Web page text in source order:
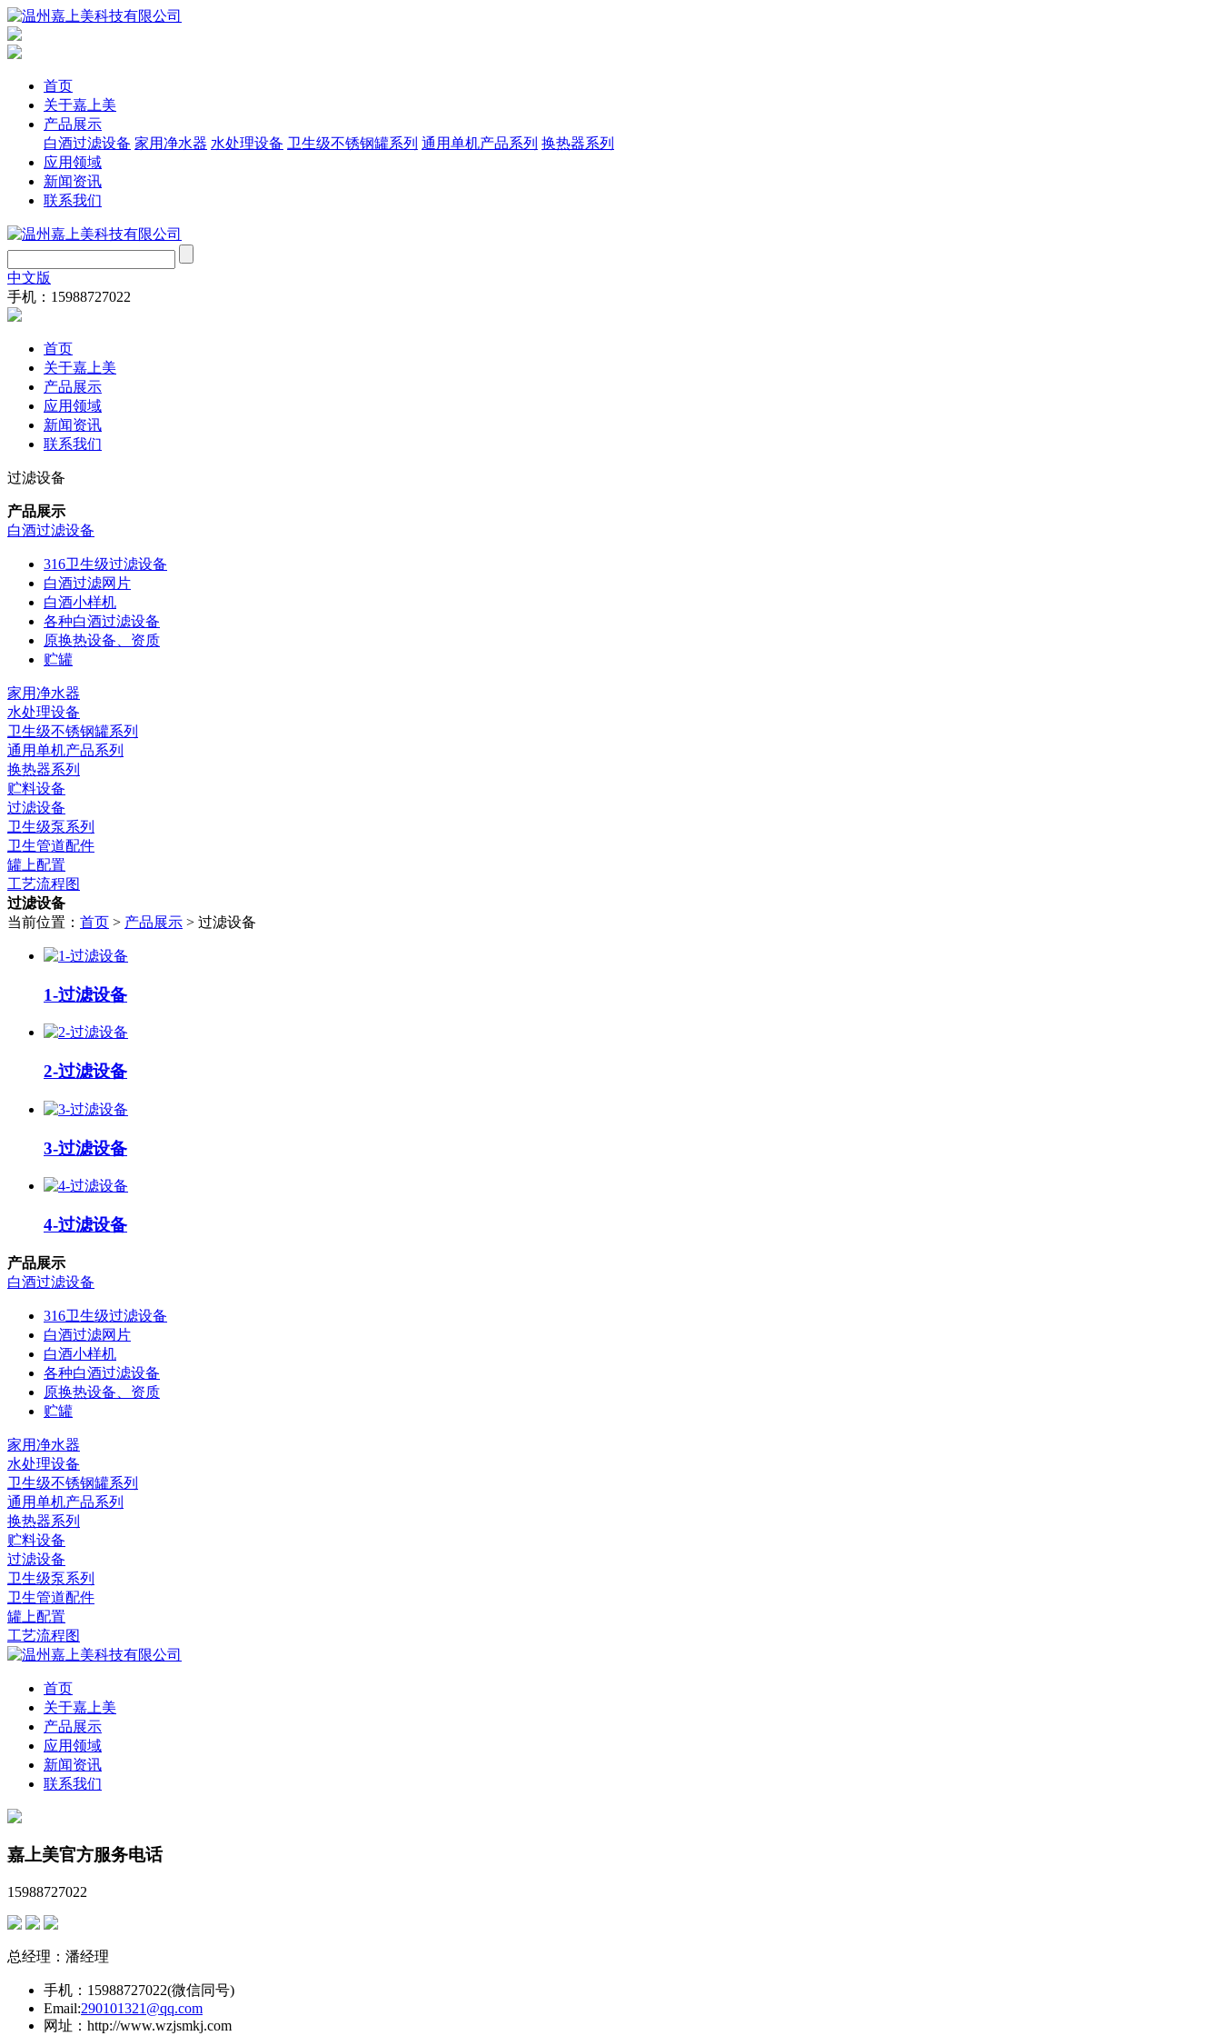
首页
关于嘉上美
产品展示
白酒过滤设备 家用净水器 水处理设备 卫生级不锈钢罐系列 通用单机产品系列 换热器系列
应用领域
新闻资讯
联系我们
中文版
手机：15988727022
首页
关于嘉上美
产品展示
应用领域
新闻资讯
联系我们
过滤设备
产品展示
白酒过滤设备
316卫生级过滤设备
白酒过滤网片
白酒小样机
各种白酒过滤设备
原换热设备、资质
贮罐
家用净水器
水处理设备
卫生级不锈钢罐系列
通用单机产品系列
换热器系列
贮料设备
过滤设备
卫生级泵系列
卫生管道配件
罐上配置
工艺流程图
过滤设备
当前位置： 首页 > 产品展示 > 过滤设备
1-过滤设备
2-过滤设备
3-过滤设备
4-过滤设备
产品展示
白酒过滤设备
316卫生级过滤设备
白酒过滤网片
白酒小样机
各种白酒过滤设备
原换热设备、资质
贮罐
家用净水器
水处理设备
卫生级不锈钢罐系列
通用单机产品系列
换热器系列
贮料设备
过滤设备
卫生级泵系列
卫生管道配件
罐上配置
工艺流程图
首页
关于嘉上美
产品展示
应用领域
新闻资讯
联系我们
嘉上美官方服务电话
15988727022
总经理：潘经理
手机：15988727022(微信同号)
Email:290101321@qq.com
网址：http://www.wzjsmkj.com